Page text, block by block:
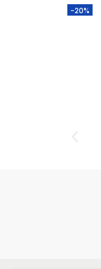
-20%